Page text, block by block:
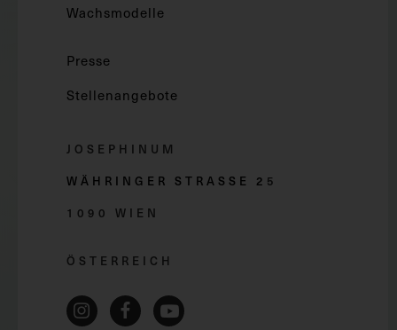
Wachsmodelle
Presse
Stellenangebote
JOSEPHINUM
WÄHRINGER STRASSE 2 5
1090 WIEN
ÖSTERREICH